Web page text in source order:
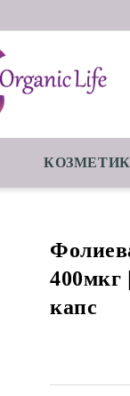
400мкг
капс